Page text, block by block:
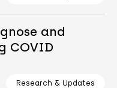
and
COVID
Research & Updates